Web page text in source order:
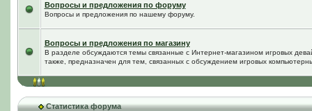
Вопросы и предложения по форуму
Вопросы и предложения по нашему форуму.
Вопросы и предложения по магазину
В разделе обсуждаются темы связанные с Интернет-магазином игровых
также, предназначен для тем, связанных с обсуждением игровых
Статистика форума